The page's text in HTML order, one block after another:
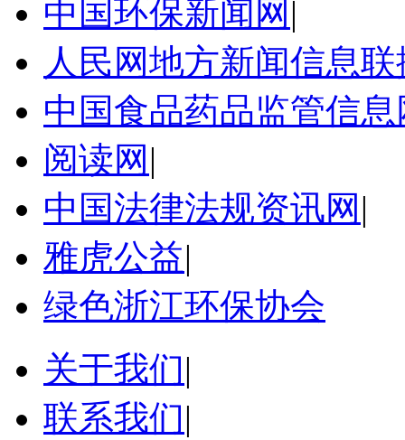
中国环保新闻网 |
人民网地方新闻信息联
中国食品药品监管信息
阅读网 |
中国法律法规资讯网 |
雅虎公益|
绿色浙江环保协会
关于我们|
联系我们|